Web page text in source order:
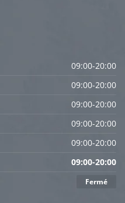
09:00-20:00
09:00-20:00
09:00-20:00
09:00-20:00
09:00-20:00
09:00-20:00
Fermé